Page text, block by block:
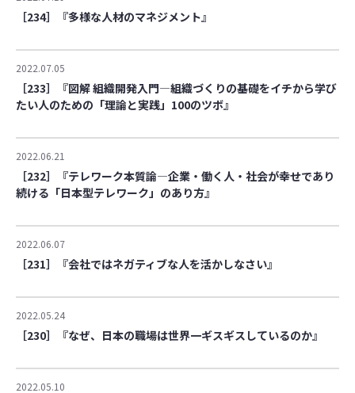
［234］『多様な人材のマネジメント』
2022.07.05
［233］『図解 組織開発入門―組織づくりの基礎をイチから学び
たい人のための「理論と実践」100のツボ』
2022.06.21
［232］『テレワーク本質論―企業・働く人・社会が幸せであり
続ける「日本型テレワーク」のあり方』
2022.06.07
［231］『会社ではネガティブな人を活かしなさい』
2022.05.24
［230］『なぜ、日本の職場は世界一ギスギスしているのか』
2022.05.10